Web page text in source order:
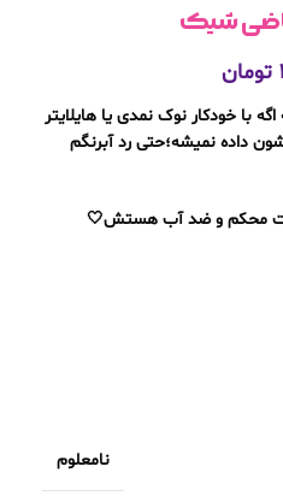
شیک
تومان
خودکار نوک نمدی یا هایلایتر
داده نمیشه؛حتی رد آبرنگم
محکم و ضد آب هستش🤍
نامعلوم